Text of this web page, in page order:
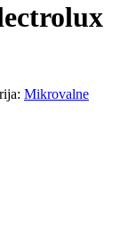
Mikrovalne